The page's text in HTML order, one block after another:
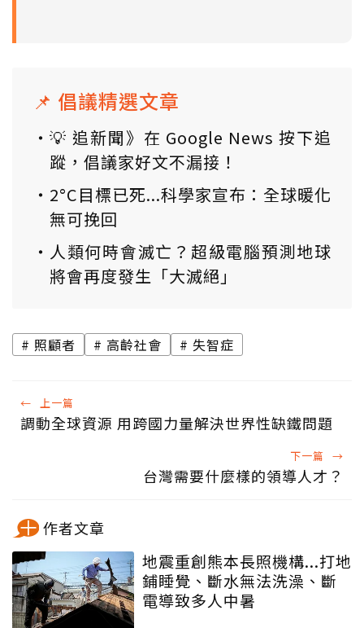
📌 倡議精選文章
💡 追新聞》在 Google News 按下追
蹤，倡議家好文不漏接！
2°C目標已死...科學家宣布：全球暖化
無可挽回
人類何時會滅亡？超級電腦預測地球
將會再度發生「大滅絕」
照顧者 高齡社會 失智症
← 上一篇
調動全球資源 用跨國力量解決世界性缺鐵問題
下一篇 →
台灣需要什麼樣的領導人才？
作者文章
地震重創熊本長照機構...打地
鋪睡覺、斷水無法洗澡、斷
電導致多人中暑